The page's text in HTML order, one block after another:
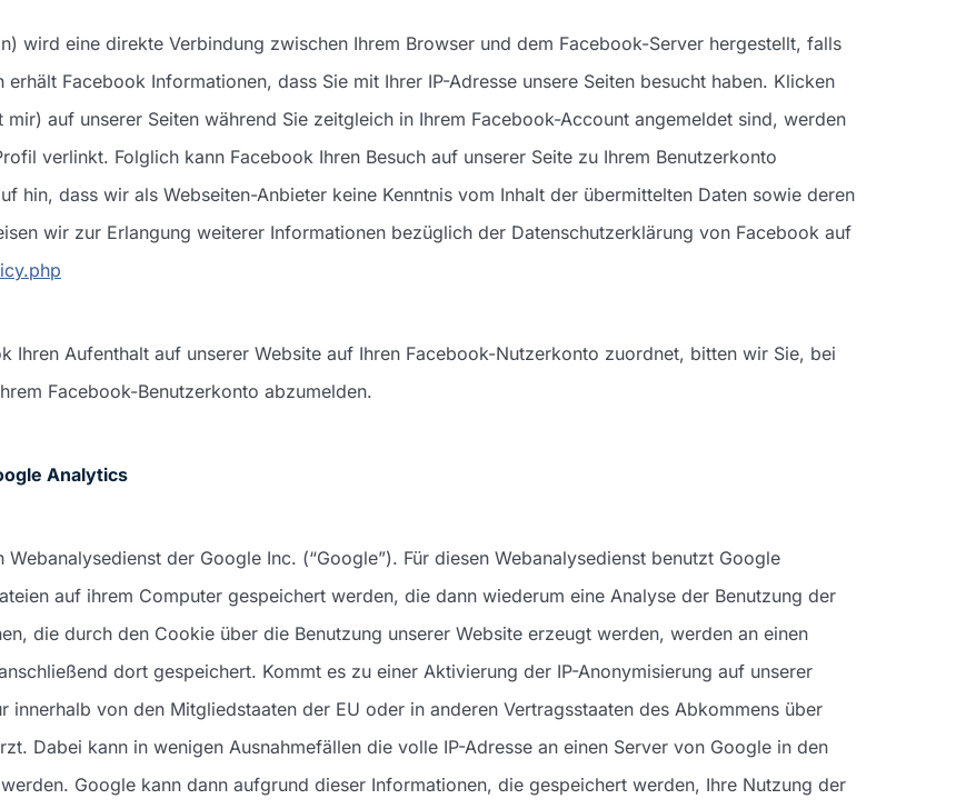
wird eine direkte Verbindung zwischen Ihrem Browser und dem Facebook-Server hergestellt, falls
erhält Facebook Informationen, dass Sie mit Ihrer IP-Adresse unsere Seiten besucht haben. Klicken
mir) auf unserer Seiten während Sie zeitgleich in Ihrem Facebook-Account angemeldet sind, werden
verlinkt. Folglich kann Facebook Ihren Besuch auf unserer Seite zu Ihrem Benutzerkonto
hin, dass wir als Webseiten-Anbieter keine Kenntnis vom Inhalt der übermittelten Daten sowie deren
wir zur Erlangung weiterer Informationen bezüglich der Datenschutzerklärung von Facebook auf
Ihren Aufenthalt auf unserer Website auf Ihren Facebook-Nutzerkonto zuordnet, bitten wir Sie, bei
Facebook-Benutzerkonto abzumelden.
Analytics
der Google Inc. (“Google”). Für diesen Webanalysedienst benutzt Google
auf ihrem Computer gespeichert werden, die dann wiederum eine Analyse der Benutzung der
die durch den Cookie über die Benutzung unserer Website erzeugt werden, werden an einen
dort gespeichert. Kommt es zu einer Aktivierung der IP-Anonymisierung auf unserer
innerhalb von den Mitgliedstaaten der EU oder in anderen Vertragsstaaten des Abkommens über
Dabei kann in wenigen Ausnahmefällen die volle IP-Adresse an einen Server von Google in den
Google kann dann aufgrund dieser Informationen, die gespeichert werden, Ihre Nutzung der